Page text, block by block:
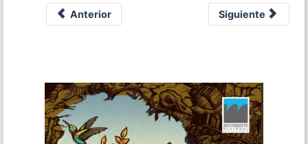
Anterior Siguiente